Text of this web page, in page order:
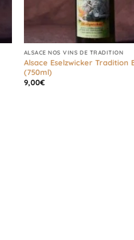
ALSACE NOS VINS DE TRADITION
Alsace Eselzwicker Tradition
(750ml)
9,00€